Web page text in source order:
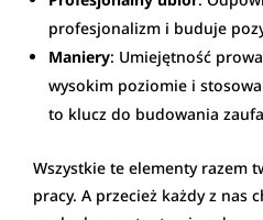
profesjonalizm i buduje
Maniery: Umiejętność
wysokim poziomie i
to klucz do budowania
Wszystkie te elementy razem
pracy. A przecież każdy z nas